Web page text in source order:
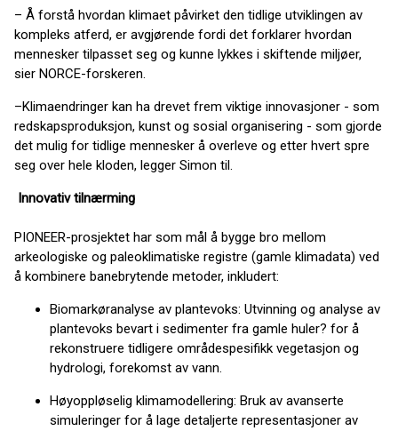
– Å forstå hvordan klimaet påvirket den tidlige utviklingen av
kompleks atferd, er avgjørende fordi det forklarer hvordan
mennesker tilpasset seg og kunne lykkes i skiftende miljøer,
sier NORCE-forskeren.
–Klimaendringer kan ha drevet frem viktige innovasjoner - som
redskapsproduksjon, kunst og sosial organisering - som gjorde
det mulig for tidlige mennesker å overleve og etter hvert spre
seg over hele kloden, legger Simon til.
Innovativ tilnærming
PIONEER-prosjektet har som mål å bygge bro mellom
arkeologiske og paleoklimatiske registre (gamle klimadata) ved
å kombinere banebrytende metoder, inkludert:
Biomarkøranalyse av plantevoks: Utvinning og analyse av
plantevoks bevart i sedimenter fra gamle huler? for å
rekonstruere tidligere områdespesifikk vegetasjon og
hydrologi, forekomst av vann.
Høyoppløselig klimamodellering: Bruk av avanserte
simuleringer for å lage detaljerte representasjoner av